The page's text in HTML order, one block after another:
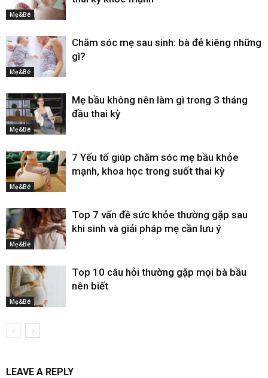
Mẹ&Bé
Mẹ&Bé
Chăm sóc mẹ sau sinh: bà đẻ kiêng những
gì?
Mẹ&Bé
Mẹ bầu không nên làm gì trong 3 tháng
đầu thai kỳ
Mẹ&Bé
7 Yếu tố giúp chăm sóc mẹ bầu khỏe
mạnh, khoa học trong suốt thai kỳ
Mẹ&Bé
Top 7 vấn đề sức khỏe thường gặp sau
khi sinh và giải pháp mẹ cần lưu ý
Mẹ&Bé
Top 10 câu hỏi thường gặp mọi bà bầu
nên biết
LEAVE A REPLY